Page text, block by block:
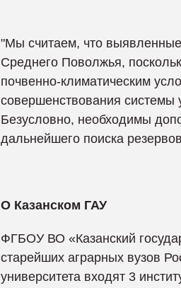
"Мы считаем, что выявленные
Среднего Поволжья,
почвенно-климатическим
совершенствования системы
Безусловно, необходимы
дальнейшего поиска
О Казанском ГАУ
ФГБОУ ВО «Казанский
старейших аграрных вузов
университета входят 3